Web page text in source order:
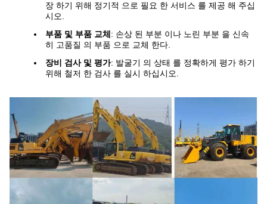
장 하기 위해 정기적 으로 필요 한 서비스 를 제공 해 주십
시오.
부품 및 부품 교체 : 손상 된 부분 이나 노린 부분 을 신속
히 고품질 의 부품 으로 교체 한다.
장비 검사 및 평가: 발굴기 의 상태 를 정확하게 평가 하기
위해 철저 한 검사 를 실시 하십시오.